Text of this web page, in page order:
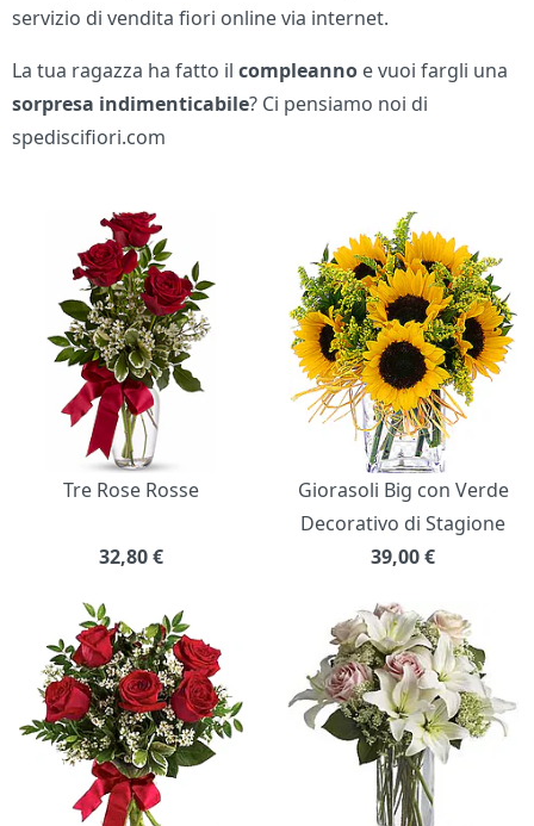
servizio di vendita fiori online via internet.
La tua ragazza ha fatto ilcompleanno e vuoi fargli una
sorpresa indimenticabile? Ci pensiamo noi di
spediscifiori.com
Bouquet di fiori
Tre Rose Rosse
32,80€
Giorasoli Big con Verde
Decorativo di Stagione
39,00€